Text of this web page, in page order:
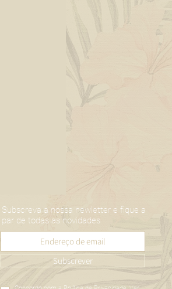
Subscreva a nossa newletter e fique a
par de todas as novidades
Subscrever